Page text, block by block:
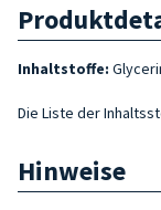
Inhaltstoffe:
Die Liste der
Hinweise